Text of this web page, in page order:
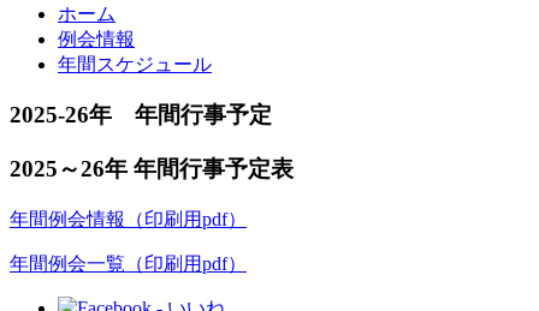
ホーム
例会情報
年間スケジュール
2025-26年 年間行事予定
2025～26年 年間行事予定表
年間例会情報（印刷用pdf）
年間例会一覧（印刷用pdf）